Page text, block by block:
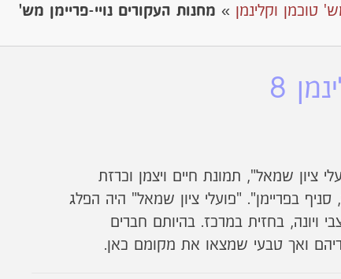
טוכמן וקלינמן » מחנות העקורים נויי-פריימן מש'
8
ציון שמאל", תמונת חיים ויצמן וכרזת
בפריימן". "פועלי ציון שמאל" היה הפלג
ויונה, בחזית במרכז. בהיותם חברים
ואך טבעי שמצאו את מקומם כאן.